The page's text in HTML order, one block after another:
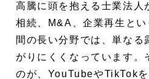
任率にどのような差
Q5. YouTubeと
から始めるべきです
Q6. 再生回数が少な
高騰に頭を抱える士業法人
相続、M&A、企業再生と
間の長い分野では、単なる
がりにくくなっています。
のが、YouTubeやTikTokを